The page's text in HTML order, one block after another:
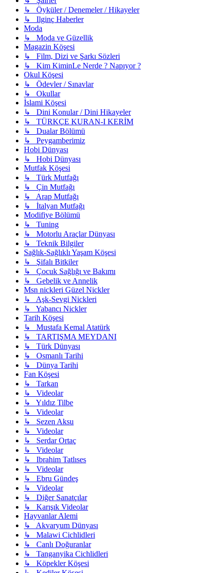
↳ Öyküler / Denemeler / Hikayeler
↳ Ilginç Haberler
Moda
↳ Moda ve Güzellik
Magazin Köşesi
↳ Film, Dizi ve Şarkı Sözleri
↳ Kim KiminLe Nerde ? Napıyor ?
Okul Köşesi
↳ Ödevler / Sınavlar
↳ Okullar
İslami Köşesi
↳ Dini Konular / Dini Hikayeler
↳ TÜRKÇE KURAN-I KERİM
↳ Dualar Bölümü
↳ Peygamberimiz
Hobi Dünyası
↳ Hobi Dünyası
Mutfak Köşesi
↳ Türk Mutfağı
↳ Çin Mutfağı
↳ Arap Mutfağı
↳ İtalyan Mutfağı
Modifiye Bölümü
↳ Tuning
↳ Motorlu Araçlar Dünyası
↳ Teknik Bilgiler
Sağlık-Sağlıklı Yaşam Köşesi
↳ Şifalı Bitkiler
↳ Çocuk Sağlığı ve Bakımı
↳ Gebelik ve Annelik
Msn nickleri Güzel Nickler
↳ Aşk-Sevgi Nickleri
↳ Yabancı Nickler
Tarih Köşesi
↳ Mustafa Kemal Atatürk
↳ TARTIŞMA MEYDANI
↳ Türk Dünyası
↳ Osmanlı Tarihi
↳ Dünya Tarihi
Fan Köşesi
↳ Tarkan
↳ Videolar
↳ Yıldız Tilbe
↳ Videolar
↳ Sezen Aksu
↳ Videolar
↳ Serdar Ortaç
↳ Videolar
↳ Ibrahim Tatlıses
↳ Videolar
↳ Ebru Gündeş
↳ Videolar
↳ Diğer Sanatçılar
↳ Karışık Videolar
Hayvanlar Alemi
↳ Akvaryum Dünyası
↳ Malawi Cichlidleri
↳ Canlı Doğuranlar
↳ Tanganyika Cichlidleri
↳ Köpekler Köşesi